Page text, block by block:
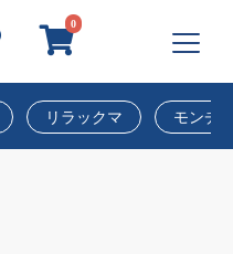
0
リラックマ モンチ